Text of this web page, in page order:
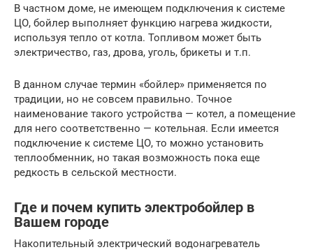
В частном доме, не имеющем подключения к системе
ЦО, бойлер выполняет функцию нагрева жидкости,
используя тепло от котла. Топливом может быть
электричество, газ, дрова, уголь, брикеты и т.п.
В данном случае термин «бойлер» применяется по
традиции, но не совсем правильно. Точное
наименование такого устройства — котел, а помещение
для него соответственно — котельная. Если имеется
подключение к системе ЦО, то можно установить
теплообменник, но такая возможность пока еще
редкость в сельской местности.
Где и почем купить электробойлер в
Вашем городе
Накопительный электрический водонагреватель